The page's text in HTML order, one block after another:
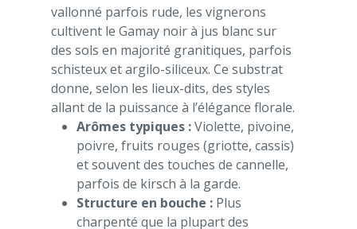
vallonné parfois rude, les vignerons
cultivent le Gamay noir à jus blanc sur
des sols en majorité granitiques, parfois
schisteux et argilo-siliceux. Ce substrat
donne, selon les lieux-dits, des styles
allant de la puissance à l’élégance florale.
Arômes typiques :Violette, pivoine,
poivre, fruits rouges (griotte, cassis)
et souvent des touches de cannelle,
parfois de kirsch à la garde.
Structure en bouche : Plus
charpenté que la plupart des